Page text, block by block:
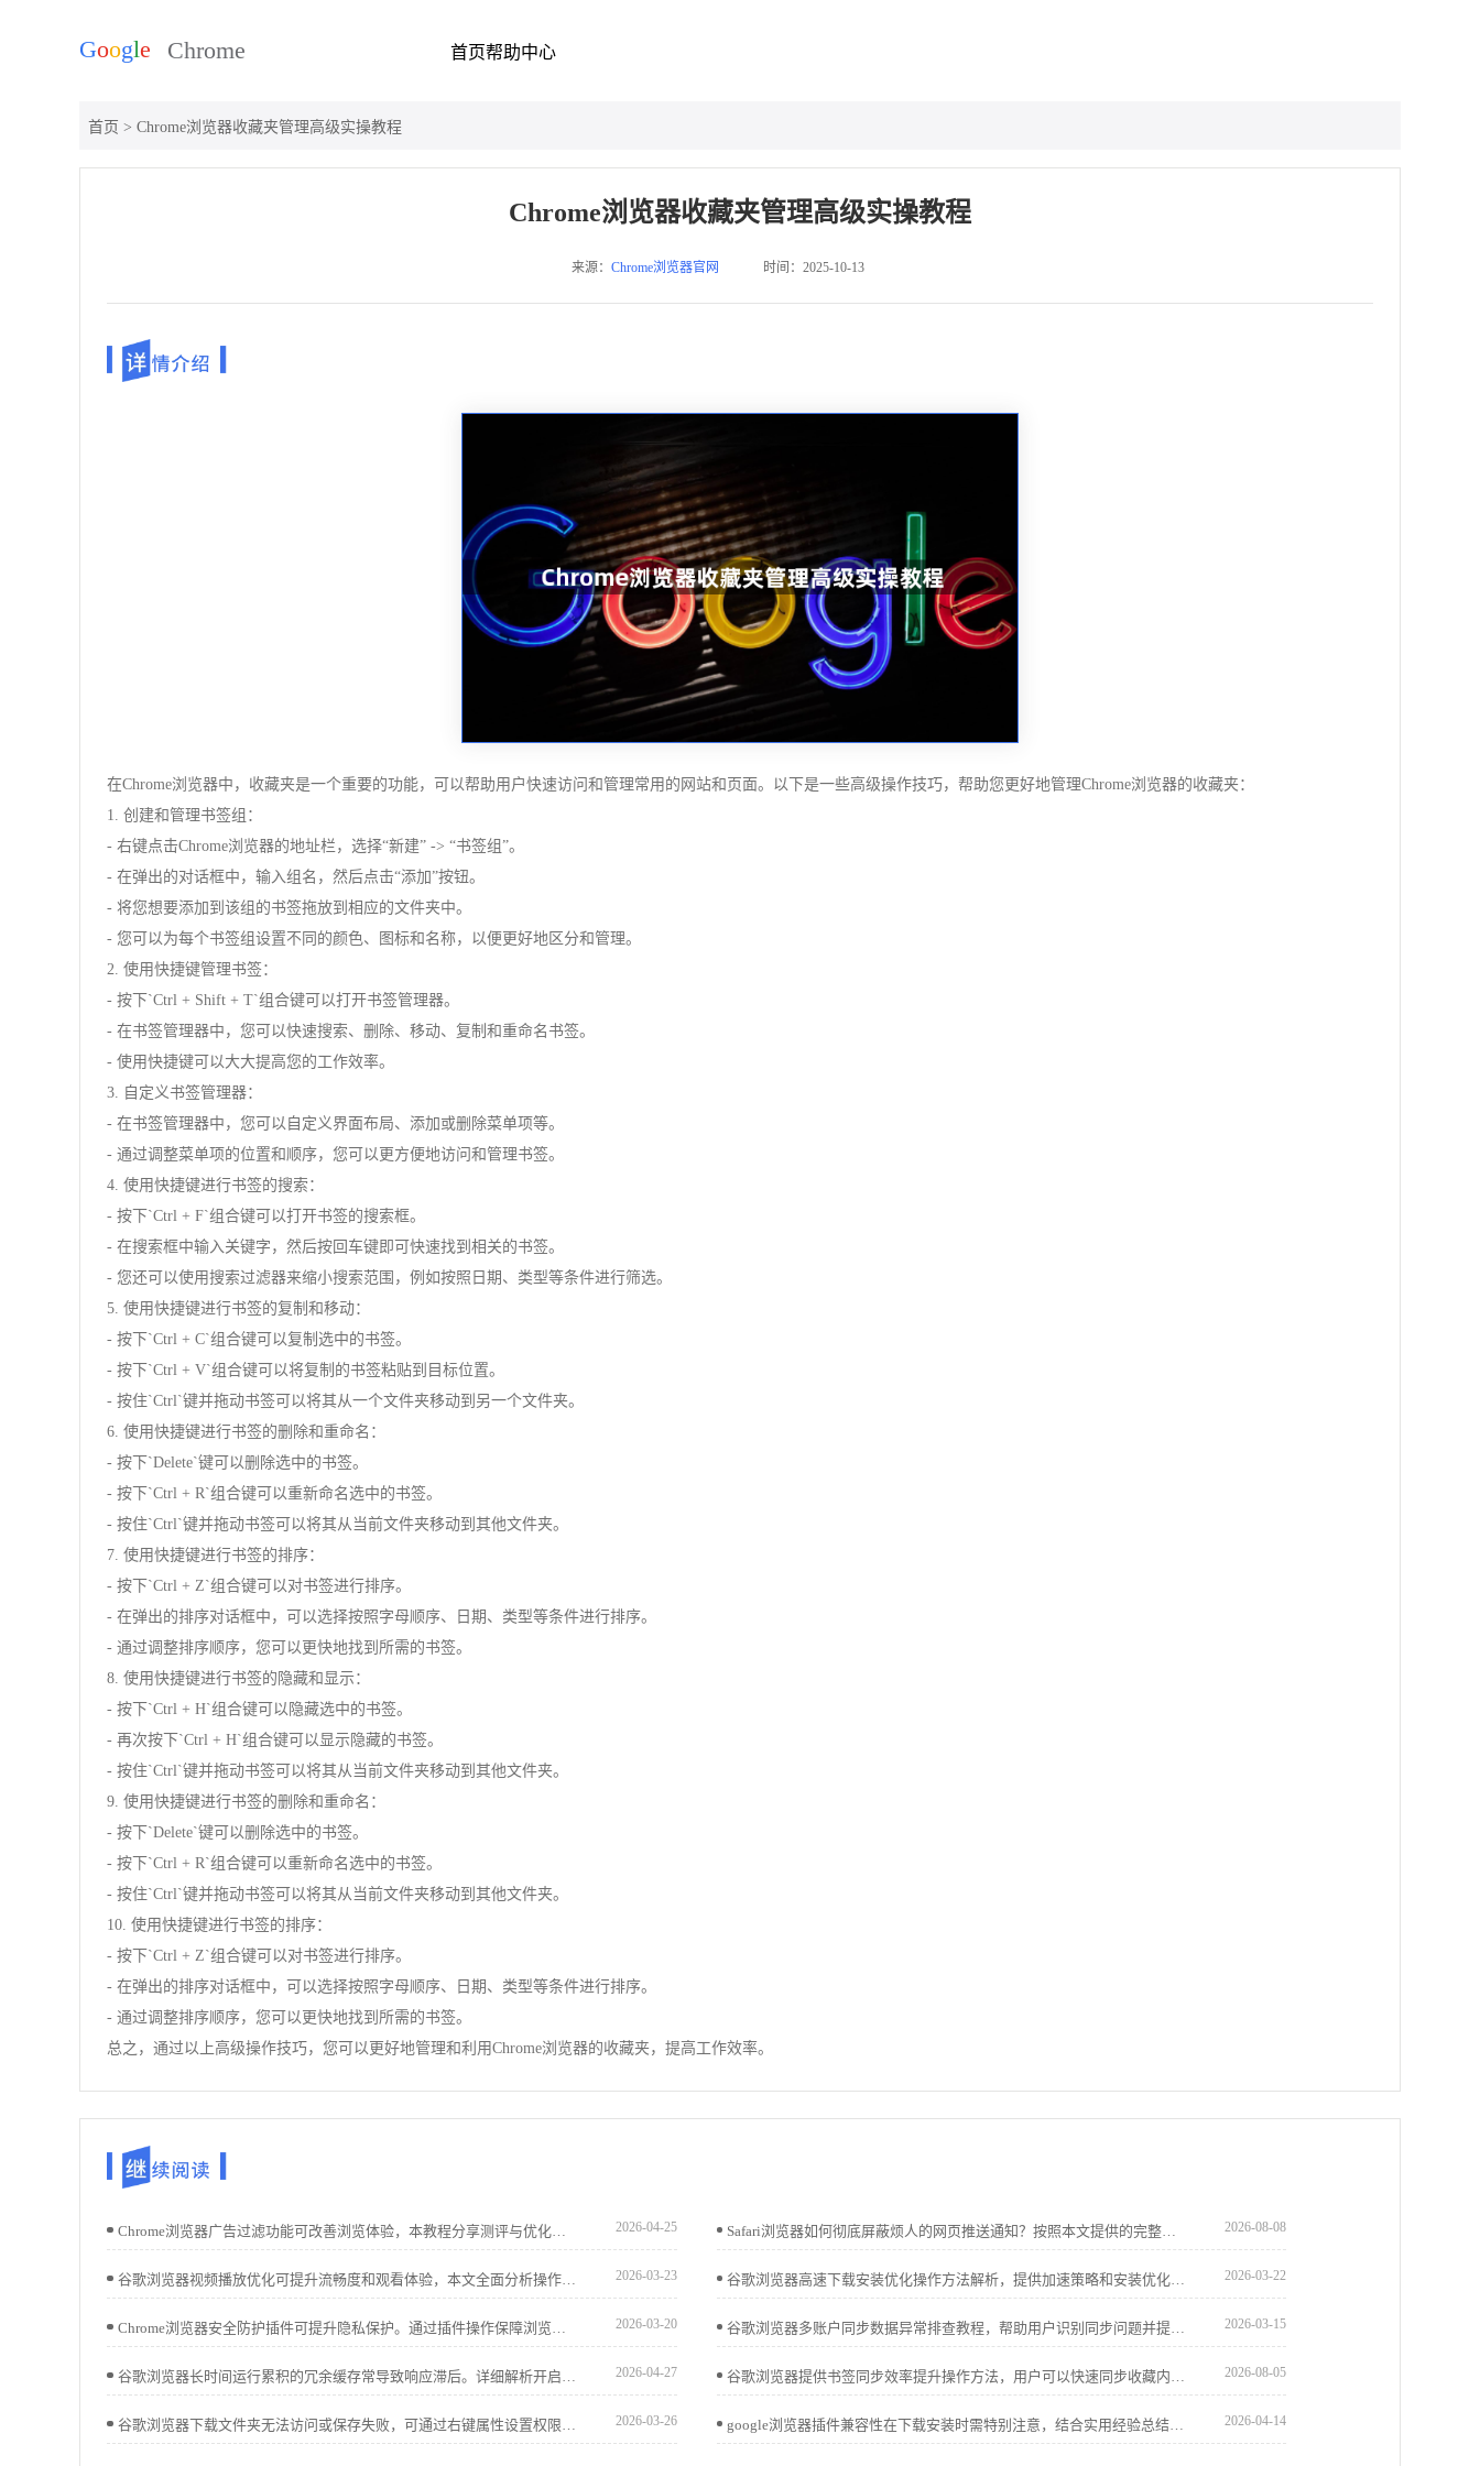
首页帮助中心
首页 > Chrome浏览器收藏夹管理高级实操教程
Chrome浏览器收藏夹管理高级实操教程
来源： Chrome浏览器官网 时间：2025-10-13
在Chrome浏览器中，收藏夹是一个重要的功能，可以帮助用户快速访问和管理常用的网站和页面。以下是一些高级操作技巧，帮助您更好地管理Chrome浏览器的收藏夹：
1. 创建和管理书签组：
- 右键点击Chrome浏览器的地址栏，选择“新建” -> “书签组”。
- 在弹出的对话框中，输入组名，然后点击“添加”按钮。
- 将您想要添加到该组的书签拖放到相应的文件夹中。
- 您可以为每个书签组设置不同的颜色、图标和名称，以便更好地区分和管理。
2. 使用快捷键管理书签：
- 按下`Ctrl + Shift + T`组合键可以打开书签管理器。
- 在书签管理器中，您可以快速搜索、删除、移动、复制和重命名书签。
- 使用快捷键可以大大提高您的工作效率。
3. 自定义书签管理器：
- 在书签管理器中，您可以自定义界面布局、添加或删除菜单项等。
- 通过调整菜单项的位置和顺序，您可以更方便地访问和管理书签。
4. 使用快捷键进行书签的搜索：
- 按下`Ctrl + F`组合键可以打开书签的搜索框。
- 在搜索框中输入关键字，然后按回车键即可快速找到相关的书签。
- 您还可以使用搜索过滤器来缩小搜索范围，例如按照日期、类型等条件进行筛选。
5. 使用快捷键进行书签的复制和移动：
- 按下`Ctrl + C`组合键可以复制选中的书签。
- 按下`Ctrl + V`组合键可以将复制的书签粘贴到目标位置。
- 按住`Ctrl`键并拖动书签可以将其从一个文件夹移动到另一个文件夹。
6. 使用快捷键进行书签的删除和重命名：
- 按下`Delete`键可以删除选中的书签。
- 按下`Ctrl + R`组合键可以重新命名选中的书签。
- 按住`Ctrl`键并拖动书签可以将其从当前文件夹移动到其他文件夹。
7. 使用快捷键进行书签的排序：
- 按下`Ctrl + Z`组合键可以对书签进行排序。
- 在弹出的排序对话框中，可以选择按照字母顺序、日期、类型等条件进行排序。
- 通过调整排序顺序，您可以更快地找到所需的书签。
8. 使用快捷键进行书签的隐藏和显示：
- 按下`Ctrl + H`组合键可以隐藏选中的书签。
- 再次按下`Ctrl + H`组合键可以显示隐藏的书签。
- 按住`Ctrl`键并拖动书签可以将其从当前文件夹移动到其他文件夹。
9. 使用快捷键进行书签的删除和重命名：
- 按下`Delete`键可以删除选中的书签。
- 按下`Ctrl + R`组合键可以重新命名选中的书签。
- 按住`Ctrl`键并拖动书签可以将其从当前文件夹移动到其他文件夹。
10. 使用快捷键进行书签的排序：
- 按下`Ctrl + Z`组合键可以对书签进行排序。
- 在弹出的排序对话框中，可以选择按照字母顺序、日期、类型等条件进行排序。
- 通过调整排序顺序，您可以更快地找到所需的书签。
总之，通过以上高级操作技巧，您可以更好地管理和利用Chrome浏览器的收藏夹，提高工作效率。
Chrome浏览器广告过滤功能可改善浏览体验，本教程分享测评与优化方法，帮助用户高效屏蔽干扰广告。 2026-04-25 Safari浏览器如何彻底屏蔽烦人的网页推送通知？按照本文提供的完整设置步骤，精细化管理推送权限，为你营造一个专注且清爽的浏览环境。 2026-08-08
谷歌浏览器视频播放优化可提升流畅度和观看体验，本文全面分析操作效果，帮助用户实现高清视频顺畅播放。 2026-03-23 谷歌浏览器高速下载安装优化操作方法解析，提供加速策略和安装优化技巧，让用户快速完成浏览器部署。 2026-03-22
Chrome浏览器安全防护插件可提升隐私保护。通过插件操作保障浏览数据安全，防止恶意攻击，提高浏览器稳定性和网页访问安全性。 2026-03-20 谷歌浏览器多账户同步数据异常排查教程，帮助用户识别同步问题并提供优化解决方案，确保跨设备数据完整与高效同步。 2026-03-15
谷歌浏览器长时间运行累积的冗余缓存常导致响应滞后。详细解析开启自动清理策略后的性能变化，通过实战演示释放存储空间与提升软件冷启动速度的平衡点，为您推荐最科学的管理方案，确保浏览器在长期使用中依然保持响应灵敏，提升交互反馈质感。 2026-04-27 谷歌浏览器提供书签同步效率提升操作方法，用户可以快速同步收藏内容，实现多设备高效管理，提高收藏查找速度和使用便利性。 2026-08-05
谷歌浏览器下载文件夹无法访问或保存失败，可通过右键属性设置权限，将当前用户加入“完全控制”以恢复读写权限。 2026-03-26 google浏览器插件兼容性在下载安装时需特别注意，结合实用经验总结，用户能规避冲突并提升安装成功率。 2026-04-14